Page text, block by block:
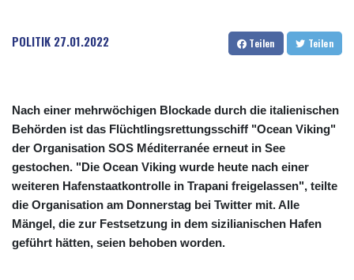
POLITIK 27.01.2022 Teilen Teilen
Nach einer mehrwöchigen Blockade durch die italienischen
Behörden ist das Flüchtlingsrettungsschiff "Ocean Viking"
der Organisation SOS Méditerranée erneut in See
gestochen. "Die Ocean Viking wurde heute nach einer
weiteren Hafenstaatkontrolle in Trapani freigelassen", teilte
die Organisation am Donnerstag bei Twitter mit. Alle
Mängel, die zur Festsetzung in dem sizilianischen Hafen
geführt hätten, seien behoben worden.